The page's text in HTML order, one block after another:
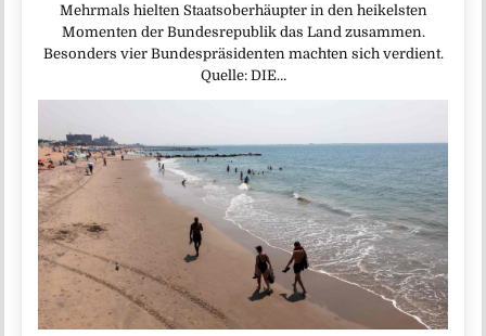
Mehrmals hielten Staatsoberhäupter in den heikelsten
Momenten der Bundesrepublik das Land zusammen.
Besonders vier Bundespräsidenten machten sich verdient.
Quelle: DIE…